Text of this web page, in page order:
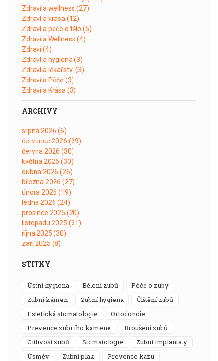
Zdraví a wellness (27)
Zdraví a krása (12)
Zdraví a péče o tělo (5)
Zdraví a Wellness (4)
Zdraví(4)
Zdraví a hygiena (3)
Zdraví a lékařství(3)
Zdraví a Péče (3)
Zdraví a Krása (3)
ARCHIVY
srpna 2026 (6)
července 2026 (29)
června 2026 (30)
května 2026 (30)
dubna 2026 (26)
března 2026 (27)
února 2026 (19)
ledna 2026 (24)
prosince 2025 (20)
listopadu 2025 (31)
října 2025 (30)
září 2025 (8)
ŠTÍTKY
ústní hygiena bělení zubů
péče o zuby
zubní kámen
zubní hygiena
čištění zubů
estetická stomatologie
ortodoncie
prevence zubního kamene
broušení zubů
citlivost zubů
stomatologie
zubní implantáty
úsměv
zubní plak
prevence kazu